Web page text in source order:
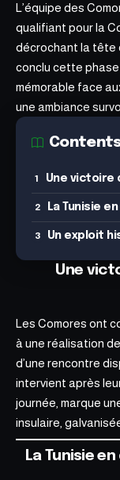
L’équipe des
qualifiant pour la
décrochant la tête
conclu cette
mémorable face
une ambiance
Une victoire
La Tunisie
Un exploit
Une
Les Comores ont
à une réalisation
d’une rencontre
intervient après
journée, marque
insulaire,
La Tunisie